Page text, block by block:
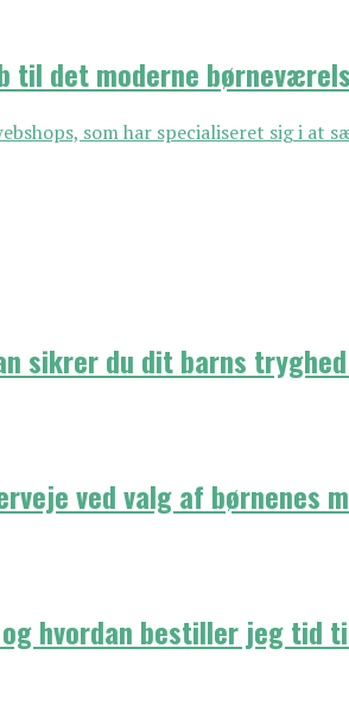
til det moderne
som har specialiseret sig i at
sikrer du dit barns
ved valg af børnenes
og hvordan bestiller jeg tid